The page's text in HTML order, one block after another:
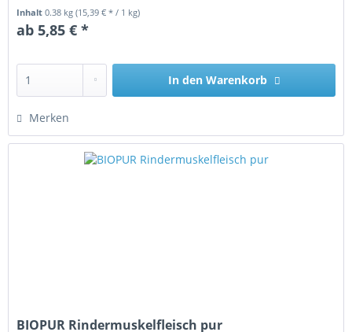
Inhalt0.38 kg(15,39 € * / 1 kg)
ab 5,85 € *
In den Warenkorb
Merken
BIOPUR Rindermuskelfleisch pur